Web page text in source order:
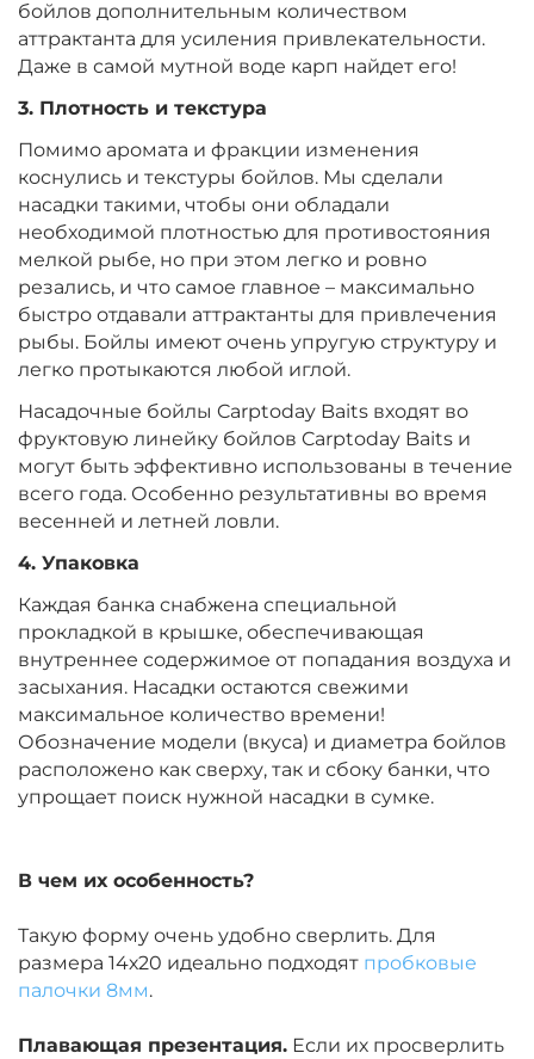
Диаметр:
14 х 20 мм
Вкус:
Мульти Фрукт
‍299‍ ₽‍352‍ ₽ +
−
Диаметр:
14 х 20 мм
Вкус:
‍299‍ ₽‍352‍₽ +
−
Диаметр:
14 х 20 мм
Вкус:
Слива
Вкус:
бойлов дополнительным количеством
аттрактанта для усиления привлекательности.
Даже в самой мутной воде карп найдет его!
3. Плотность и текстура
Помимо аромата и фракции изменения
коснулись и текстуры бойлов. Мы сделали
насадки такими, чтобы они обладали
необходимой плотностью для противостояния
мелкой рыбе, но при этом легко и ровно
резались, и что самое главное – максимально
быстро отдавали аттрактанты для привлечения
рыбы. Бойлы имеют очень упругую структуру и
легко протыкаются любой иглой.
Насадочные бойлы Carptoday Baits входят во
фруктовую линейку бойлов Carptoday Baits и
могут быть эффективно использованы в течение
всего года. Особенно результативны во время
весенней и летней ловли.
4. Упаковка
Каждая банка снабжена специальной
прокладкой в крышке, обеспечивающая
внутреннее содержимое от попадания воздуха и
засыхания. Насадки остаются свежими
максимальное количество времени!
Обозначение модели (вкуса) и диаметра бойлов
расположено как сверху, так и сбоку банки, что
упрощает поиск нужной насадки в сумке.
В чем их особенность?
Такую форму очень удобно сверлить. Для
размера 14х20 идеально подходят пробковые
палочки 8мм.
Плавающая презентация. Если их просверлить